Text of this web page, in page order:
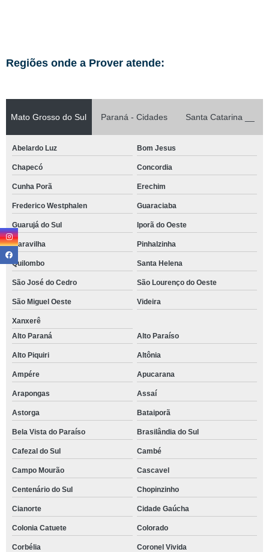
Regiões onde a Prover atende:
Mato Grosso do Sul Paraná - Cidades Santa Catarina __
Abelardo Luz Bom Jesus
Chapecó Concordia
Cunha Porã Erechim
Frederico Westphalen Guaraciaba
Guarujá do Sul Iporã do Oeste
Maravilha Pinhalzinha
Quilombo Santa Helena
São José do Cedro São Lourenço do Oeste
São Miguel Oeste Videira
Xanxerê
Alto Paraná
Alto Paraíso
Alto Piquiri Altônia
Ampére Apucarana
Arapongas Assaí
Astorga Bataiporã
Bela Vista do Paraíso Brasilândia do Sul
Cafezal do Sul Cambé
Campo Mourão Cascavel
Centenário do Sul Chopinzinho
Cianorte Cidade Gaúcha
Colonia Catuete Colorado
Corbélia Coronel Vivida